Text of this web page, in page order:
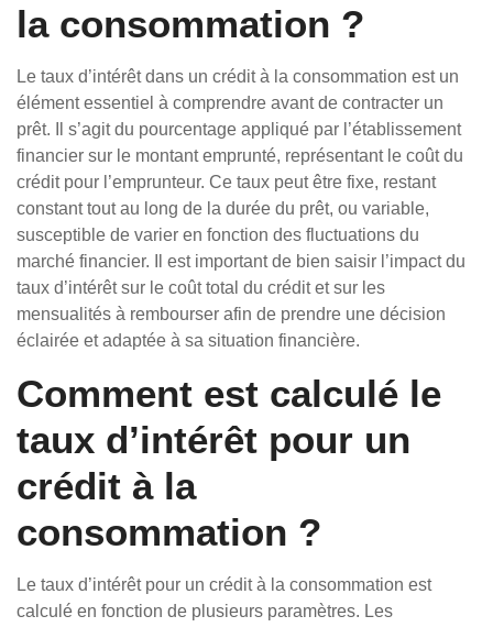
la consommation ?
Le taux d’intérêt dans un crédit à la consommation est un
élément essentiel à comprendre avant de contracter un
prêt. Il s’agit du pourcentage appliqué par l’établissement
financier sur le montant emprunté, représentant le coût du
crédit pour l’emprunteur. Ce taux peut être fixe, restant
constant tout au long de la durée du prêt, ou variable,
susceptible de varier en fonction des fluctuations du
marché financier. Il est important de bien saisir l’impact du
taux d’intérêt sur le coût total du crédit et sur les
mensualités à rembourser afin de prendre une décision
éclairée et adaptée à sa situation financière.
Comment est calculé le
taux d’intérêt pour un
crédit à la
consommation ?
Le taux d’intérêt pour un crédit à la consommation est
calculé en fonction de plusieurs paramètres. Les